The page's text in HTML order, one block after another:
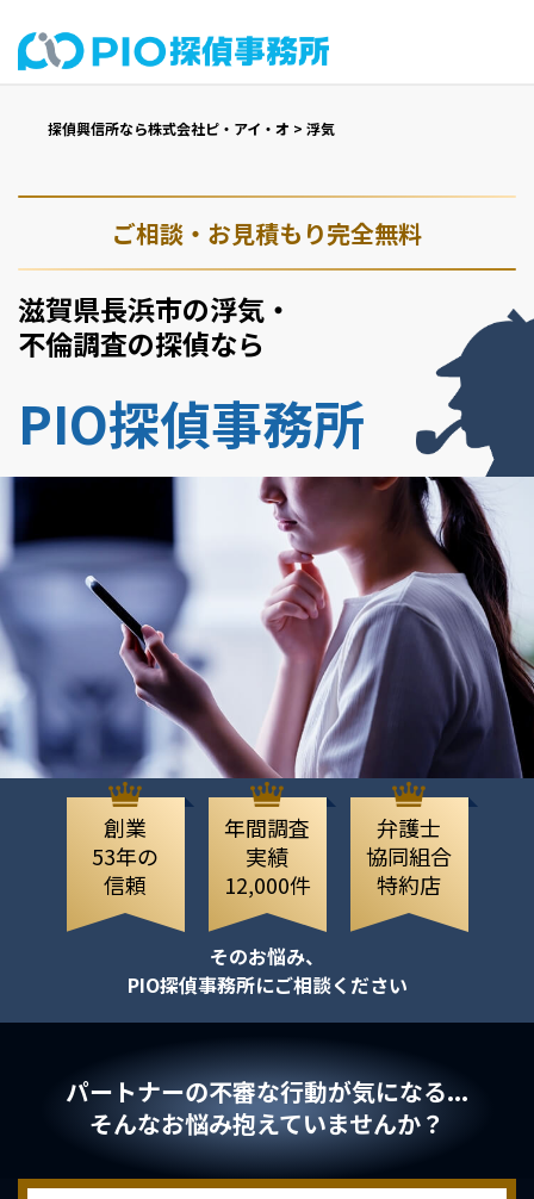
探偵興信所なら株式会社ピ・アイ・オ > 浮気
ご相談・お見積もり完全無料
滋賀県長浜市の浮気・
不倫調査の探偵なら
PIO探偵事務所
創業
53年の
信頼
年間調査
実績
12,000件
弁護士
協同組合
特約店
そのお悩み、
PIO探偵事務所にご相談ください
パートナーの不審な行動が気になる...
そんなお悩み抱えていませんか？